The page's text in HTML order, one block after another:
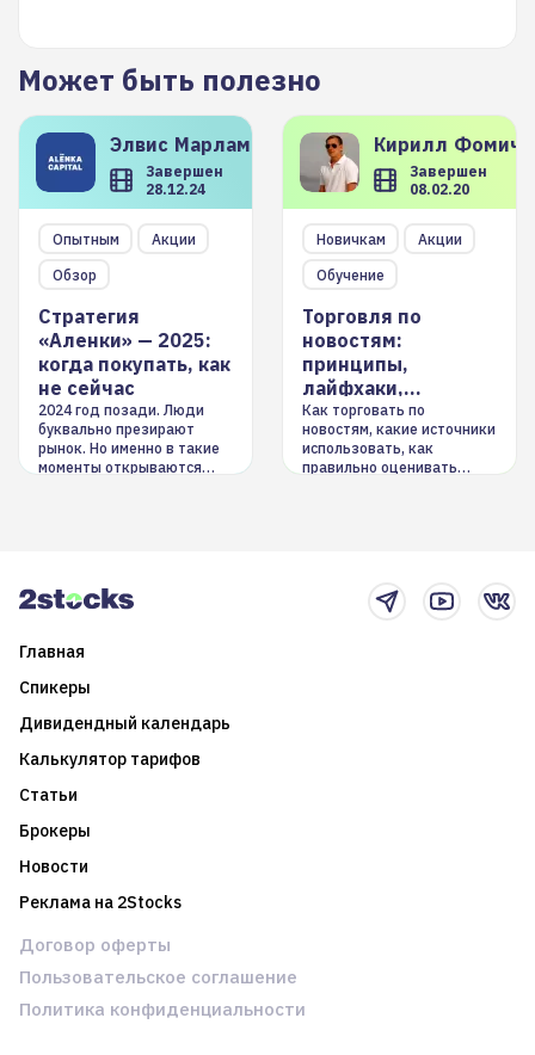
Может быть полезно
Элвис Марламов
Завершен
28.12.24
Опытным
Акции
Обзор
Стратегия
«Аленки» — 2025:
когда покупать, как
не сейчас
2024 год позади. Люди
буквально презирают
рынок. Но именно в такие
моменты открываются
Кирилл
Завершен
08.02.20
Новичкам
Акции
Обучение
Торговля по
новостям:
принципы,
лайфхаки,
инструменты
Как торговать по
новостям, какие источники
использовать, как
правильно оценивать
Главная
Спикеры
Дивидендный календарь
Калькулятор тарифов
Статьи
Брокеры
Новости
Реклама на 2Stocks
Договор оферты
Пользовательское соглашение
Политика конфиденциальности